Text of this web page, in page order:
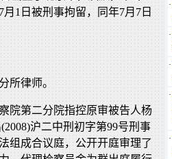
1日被刑事拘留，同年7月7日
所律师。
院第二分院指控原审被告人杨
沪二中刑初字第99号刑事
组成合议庭，公开开庭审理了
·
·
·
·
·